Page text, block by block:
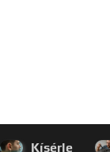
Kísérle